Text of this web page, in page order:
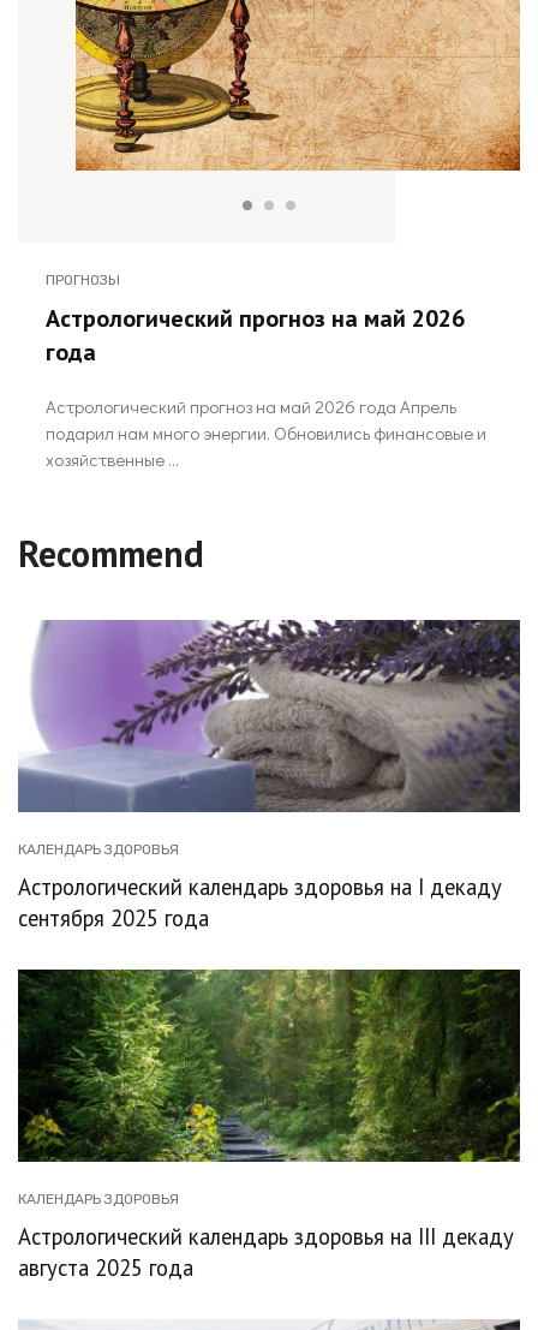
ПРОГНОЗЫ
Астрологический прогноз на май 2026
года
Астрологический прогноз на май 2026 года Апрель
подарил нам много энергии. Обновились финансовые и
хозяйственные ...
Recommend
КАЛЕНДАРЬ ЗДОРОВЬЯ
Астрологический календарь здоровья на I декаду
сентября 2025 года
КАЛЕНДАРЬ ЗДОРОВЬЯ
Астрологический календарь здоровья на III декаду
августа 2025 года